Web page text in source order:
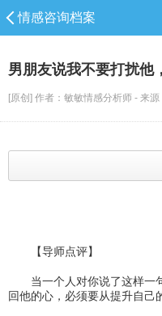
情感咨询档案
男朋友说我不要打扰他
[原创] 作者：敏敏情感分析师 - 来
【导师点评】
当一个人对你说了这样一句
回他的心，必须要从提升自己